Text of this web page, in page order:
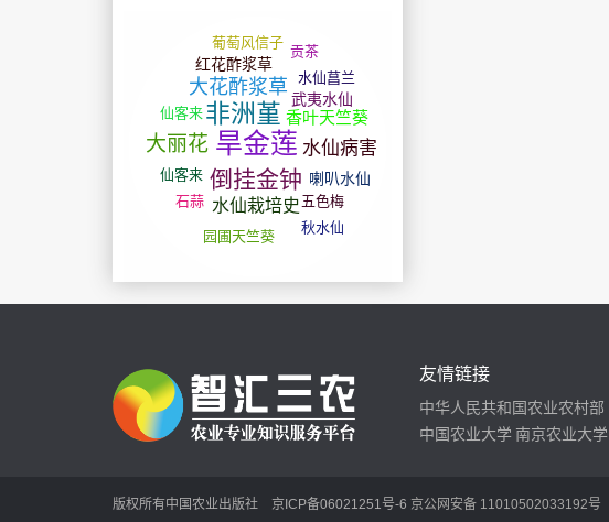
友情链接
中华人民共和国农业农村部
中国农业大学 南京农业大学
版权所有中国农业出版社 京ICP备06021251号-6 京公网安备 11010502033192号